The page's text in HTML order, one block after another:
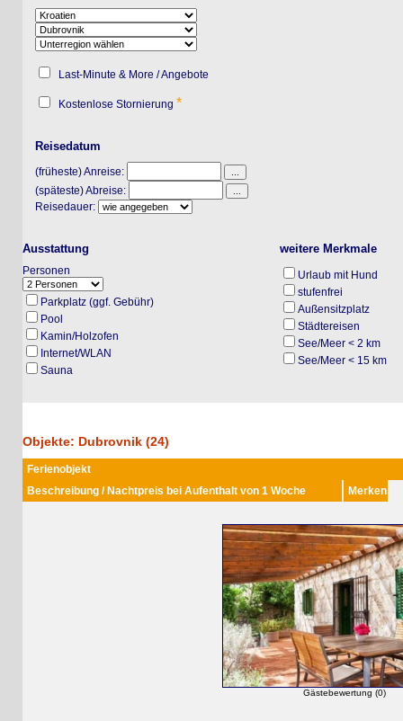
Last-Minute & More / Angebote
Kostenlose Stornierung*
Reisedatum
(früheste) Anreise:
(späteste) Abreise:
Reisedauer:
Ausstattung
Personen
Parkplatz (ggf. Gebühr)
Pool
Kamin/Holzofen
Internet/WLAN
Sauna
weitere Merkmale
Urlaub mit Hund
stufenfrei
Außensitzplatz
Städtereisen
See/Meer < 2 km
See/Meer < 15 km
Objekte: Dubrovnik (24)
Ferienobjekt
Beschreibung / Nachtpreis bei Aufenthalt von 1 Woche
Merken
Gästebewertung (0)